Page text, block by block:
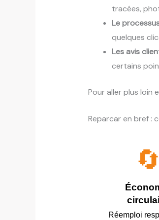
tracées,
Le
quelques
Les avis
certains
Pour aller plus loin
Reparcar en bref :
🔄
Réemploi